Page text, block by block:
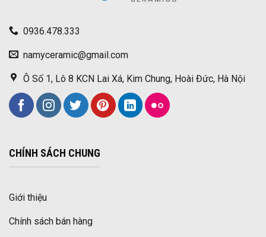
0936.478.333
namyceramic@gmail.com
Ô Số 1, Lô 8 KCN Lai Xá, Kim Chung, Hoài Đức, Hà Nội
CHÍNH SÁCH CHUNG
Giới thiệu
Chính sách bán hàng